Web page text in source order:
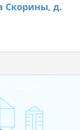
Скорины, д.